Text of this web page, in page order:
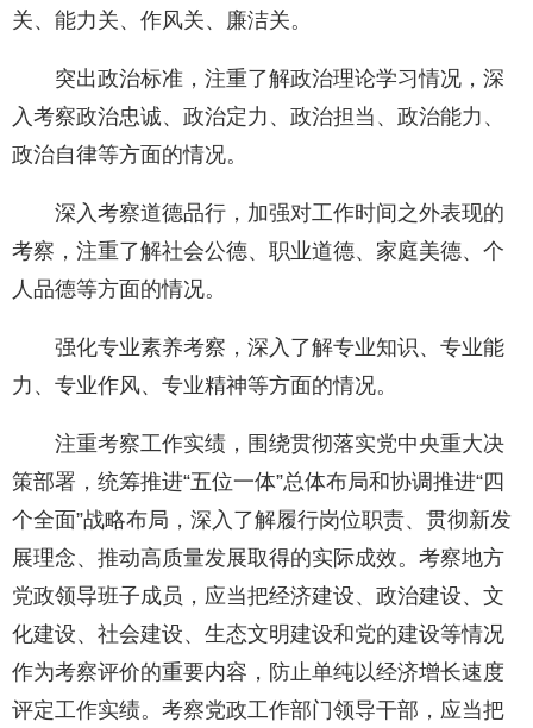
关、能力关、作风关、廉洁关。
突出政治标准，注重了解政治理论学习情况，深
入考察政治忠诚、政治定力、政治担当、政治能力、
政治自律等方面的情况。
深入考察道德品行，加强对工作时间之外表现的
考察，注重了解社会公德、职业道德、家庭美德、个
人品德等方面的情况。
强化专业素养考察，深入了解专业知识、专业能
力、专业作风、专业精神等方面的情况。
注重考察工作实绩，围绕贯彻落实党中央重大决
策部署，统筹推进“五位一体”总体布局和协调推进“四
个全面”战略布局，深入了解履行岗位职责、贯彻新发
展理念、推动高质量发展取得的实际成效。考察地方
党政领导班子成员，应当把经济建设、政治建设、文
化建设、社会建设、生态文明建设和党的建设等情况
作为考察评价的重要内容，防止单纯以经济增长速度
评定工作实绩。考察党政工作部门领导干部，应当把